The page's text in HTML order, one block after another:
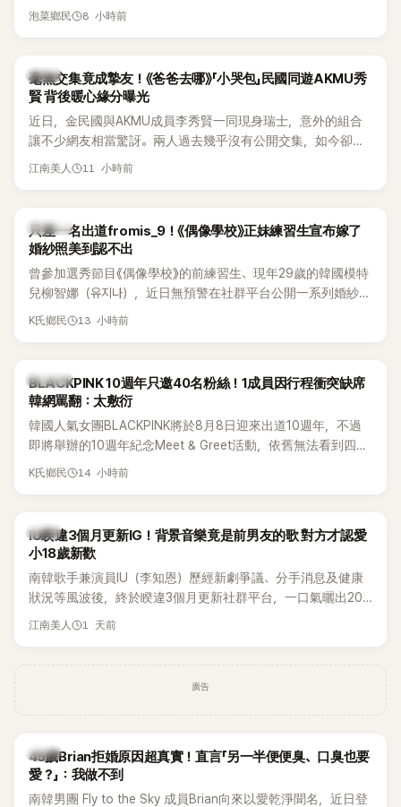
員包攬了前三名，展現了她們在女性社群中的高人氣。
泡菜鄉民 8 小時前
韓星
毫無交集竟成摯友！《爸爸去哪》「小哭包」民國同遊AKMU秀
賢 背後暖心緣分曝光
近日，金民國與AKMU成員李秀賢一同現身瑞士，意外的組合
讓不少網友相當驚訝。兩人過去幾乎沒有公開交集，如今卻一
起踏上瑞士之旅，也讓粉絲紛紛好奇：「他們到底是怎麼認識
江南美人 11 小時前
K-POP
只差一名出道fromis_9！《偶像學校》正妹練習生宣布嫁了
婚紗照美到認不出
曾參加選秀節目《偶像學校》的前練習生、現年29歲的韓國模特
兒柳智娜（유지나），近日無預警在社群平台公開一系列婚紗
照，親自宣布即將步入婚姻，消息曝光後讓不少曾追看節目的
K氏鄉民 13 小時前
K-POP
BLACKPINK 10週年只邀40名粉絲！1成員因行程衝突缺席
韓網罵翻：太敷衍
韓國人氣女團BLACKPINK將於8月8日迎來出道10週年，不過
即將舉辦的10週年紀念Meet & Greet活動，依舊無法看到四人
合體。根據韓媒《MyDaily》7日報導，當天將由Jisoo（智秀）、
K氏鄉民 14 小時前
韓星
IU睽違3個月更新IG！背景音樂竟是前男友的歌 對方才認愛
小18歲新歡
南韓歌手兼演員IU（李知恩）歷經新劇爭議、分手消息及健康
狀況等風波後，終於睽違3個月更新社群平台，一口氣曬出20
張近況照，讓大批粉絲又驚又喜。不過，比起照片本身，更引
江南美人 1 天前
廣告
韓星
45歲Brian拒婚原因超真實！直言「另一半便便臭、口臭也要
愛？」：我做不到
南韓男團 Fly to the Sky 成員Brian向來以愛乾淨聞名，近日登